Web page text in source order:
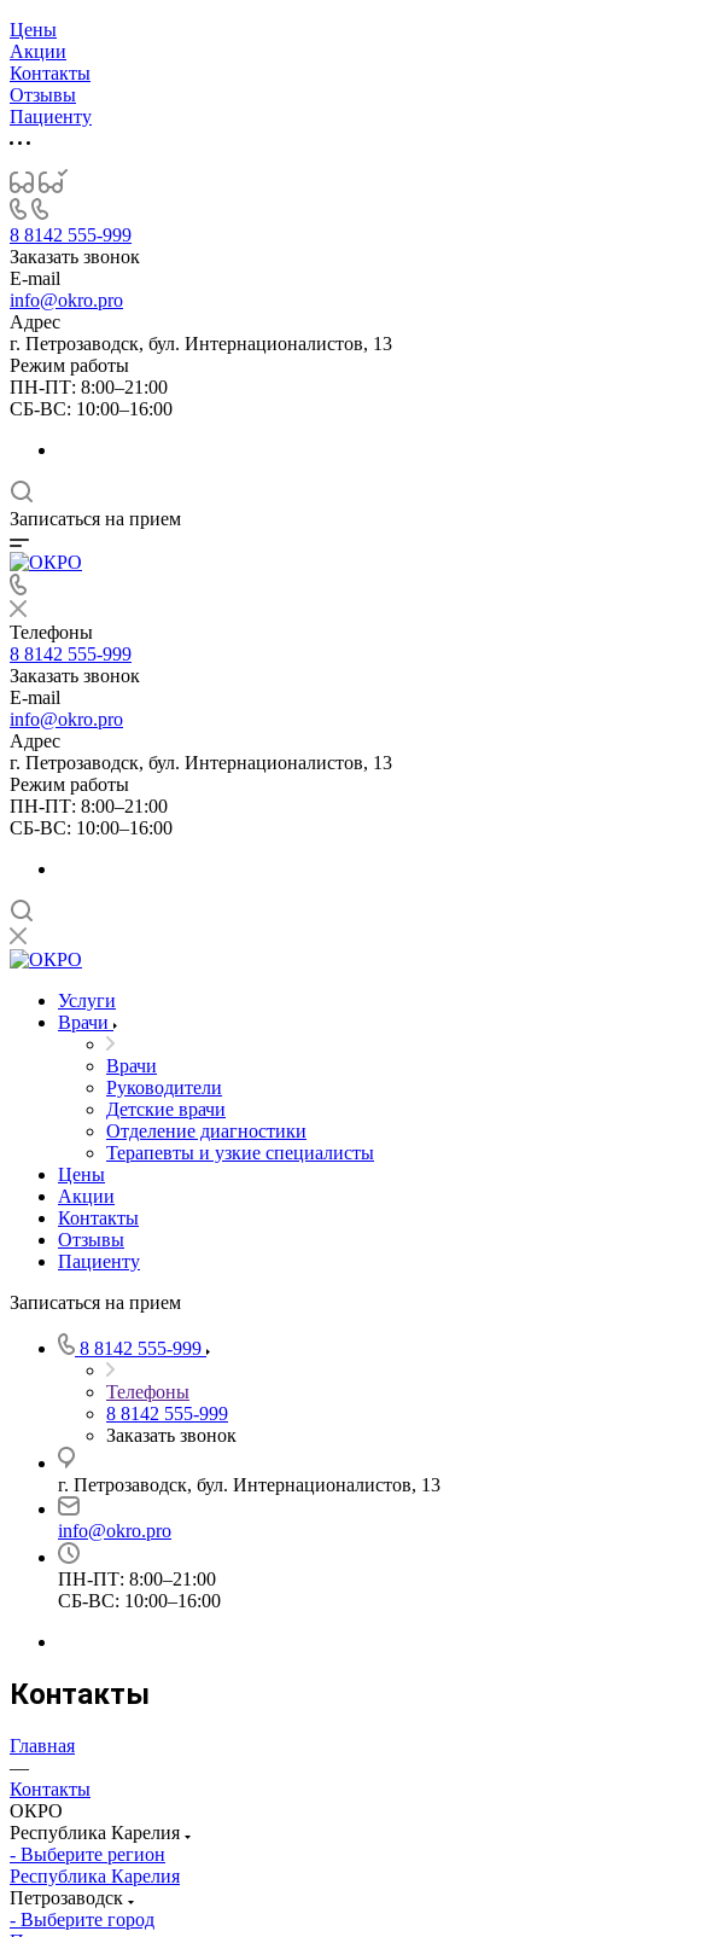
Цены
Акции
Контакты
Отзывы
Пациенту
8 8142 555-999
Заказать звонок
E-mail
info@okro.pro
Адрес
г. Петрозаводск, бул. Интернационалистов, 13
Режим работы
ПН-ПТ: 8:00–21:00
СБ-ВС: 10:00–16:00
Записаться на прием
Телефоны
8 8142 555-999
Заказать звонок
E-mail
info@okro.pro
Адрес
г. Петрозаводск, бул. Интернационалистов, 13
Режим работы
ПН-ПТ: 8:00–21:00
СБ-ВС: 10:00–16:00
Услуги
Врачи
Врачи
Руководители
Детские врачи
Отделение диагностики
Терапевты и узкие специалисты
Цены
Акции
Контакты
Отзывы
Пациенту
Записаться на прием
8 8142 555-999
Телефоны
8 8142 555-999
Заказать звонок
г. Петрозаводск, бул. Интернационалистов, 13
info@okro.pro
ПН-ПТ: 8:00–21:00
СБ-ВС: 10:00–16:00
Контакты
Главная
—
Контакты
ОКРО
Республика Карелия
- Выберите регион
Республика Карелия
Петрозаводск
- Выберите город